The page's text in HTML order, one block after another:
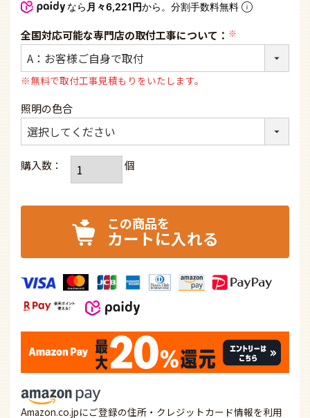
なら 月々6,221円から。分割手数料無料
全国対応可能な専門店の取付工事について：
(必
※無料で取付工事見積もりをいたします。
照明の色合
カートに入れる
Amazon.co.jpにご登録の住所・クレジットカード情報を利用